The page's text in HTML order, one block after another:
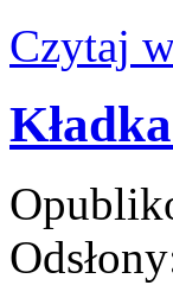
Czytaj